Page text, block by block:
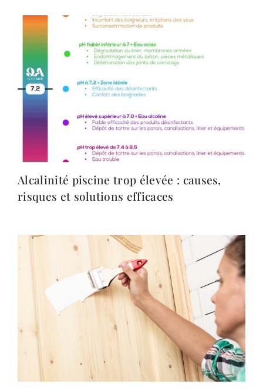
Alcalinité piscine trop élevée : causes,
risques et solutions efficaces